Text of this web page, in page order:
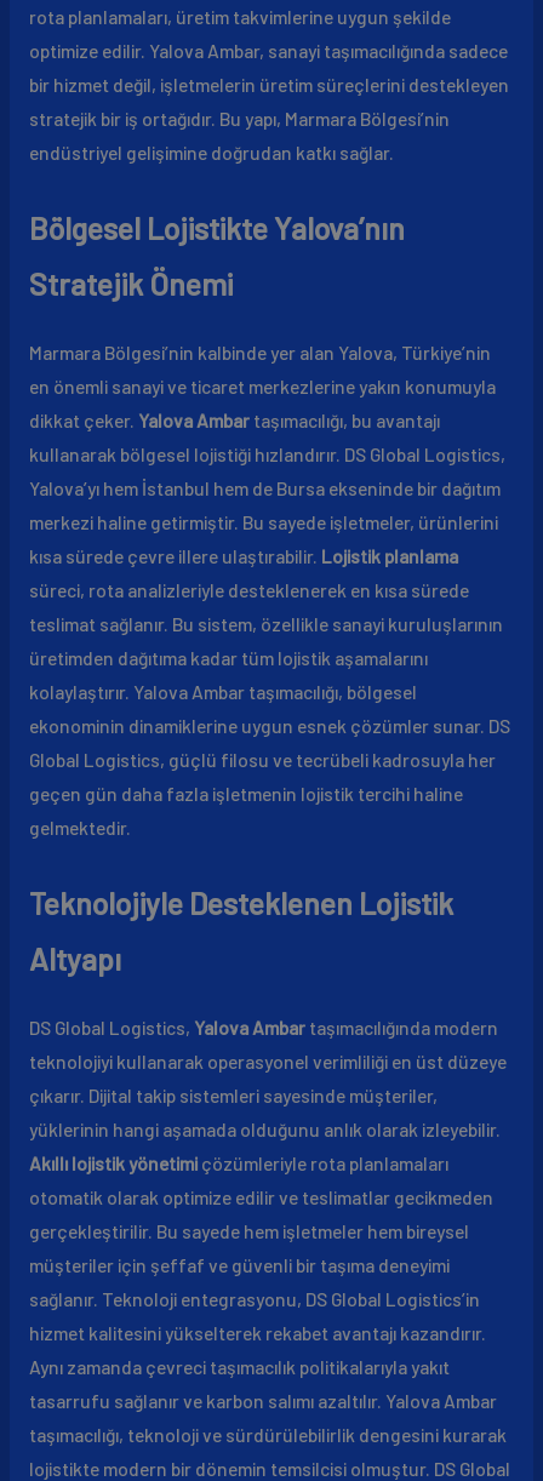
rota planlamaları, üretim takvimlerine uygun şekilde
optimize edilir. Yalova Ambar, sanayi taşımacılığında sadece
bir hizmet değil, işletmelerin üretim süreçlerini destekleyen
stratejik bir iş ortağıdır. Bu yapı, Marmara Bölgesi’nin
endüstriyel gelişimine doğrudan katkı sağlar.
Bölgesel Lojistikte Yalova’nın
Stratejik Önemi
Marmara Bölgesi’nin kalbinde yer alan Yalova, Türkiye’nin
en önemli sanayi ve ticaret merkezlerine yakın konumuyla
dikkat çeker. Yalova Ambartaşımacılığı, bu avantajı
kullanarak bölgesel lojistiği hızlandırır. DS Global Logistics,
Yalova’yı hem İstanbul hem de Bursa ekseninde bir dağıtım
merkezi haline getirmiştir. Bu sayede işletmeler, ürünlerini
kısa sürede çevre illere ulaştırabilir. Lojistik planlama
süreci, rota analizleriyle desteklenerek en kısa sürede
teslimat sağlanır. Bu sistem, özellikle sanayi kuruluşlarının
üretimden dağıtıma kadar tüm lojistik aşamalarını
kolaylaştırır. Yalova Ambar taşımacılığı, bölgesel
ekonominin dinamiklerine uygun esnek çözümler sunar. DS
Global Logistics, güçlü filosu ve tecrübeli kadrosuyla her
geçen gün daha fazla işletmenin lojistik tercihi haline
gelmektedir.
Teknolojiyle Desteklenen Lojistik
Altyapı
DS Global Logistics, Yalova Ambartaşımacılığında modern
teknolojiyi kullanarak operasyonel verimliliği en üst düzeye
çıkarır. Dijital takip sistemleri sayesinde müşteriler,
yüklerinin hangi aşamada olduğunu anlık olarak izleyebilir.
Akıllı lojistik yönetimiçözümleriyle rota planlamaları
otomatik olarak optimize edilir ve teslimatlar gecikmeden
gerçekleştirilir. Bu sayede hem işletmeler hem bireysel
müşteriler için şeffaf ve güvenli bir taşıma deneyimi
sağlanır. Teknoloji entegrasyonu, DS Global Logistics’in
hizmet kalitesini yükselterek rekabet avantajı kazandırır.
Aynı zamanda çevreci taşımacılık politikalarıyla yakıt
tasarrufu sağlanır ve karbon salımı azaltılır. Yalova Ambar
taşımacılığı, teknoloji ve sürdürülebilirlik dengesini kurarak
lojistikte modern bir dönemin temsilcisi olmuştur. DS Global